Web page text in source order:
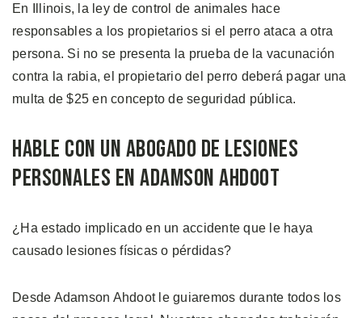
En Illinois, la ley de control de animales hace
responsables a los propietarios si el perro ataca a otra
persona. Si no se presenta la prueba de la vacunación
contra la rabia, el propietario del perro deberá pagar una
multa de $25 en concepto de seguridad pública.
Hable con un Abogado de Lesiones
Personales en Adamson Ahdoot
¿Ha estado implicado en un accidente que le haya
causado lesiones físicas o pérdidas?
Desde Adamson Ahdoot le guiaremos durante todos los